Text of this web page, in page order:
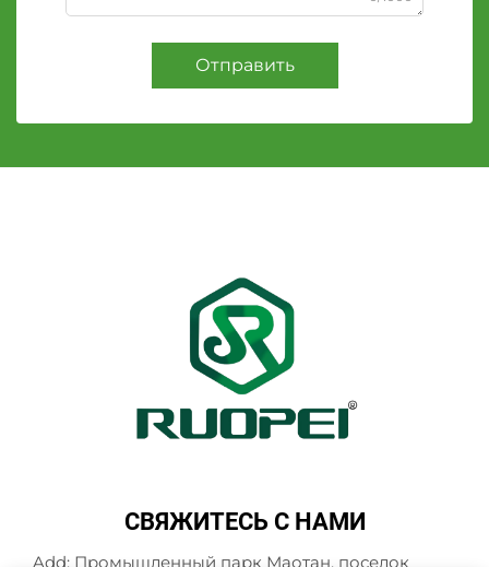
Отправить
СВЯЖИТЕСЬ С НАМИ
Add: Промышленный парк Маотан, поселок